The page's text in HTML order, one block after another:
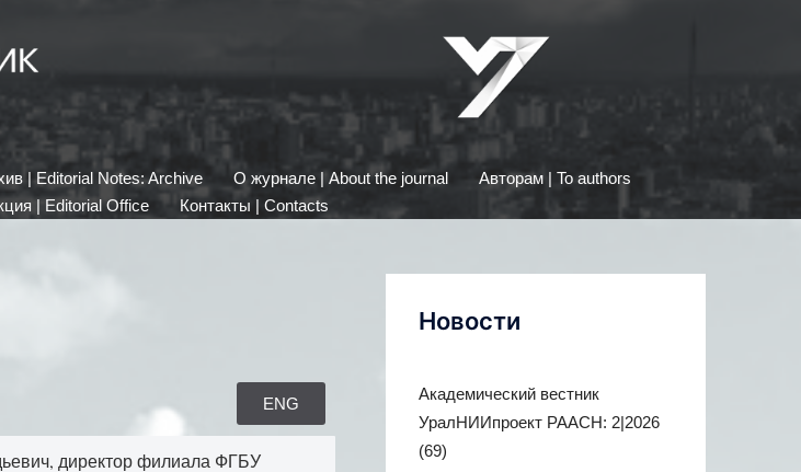
| Editorial Notes: Archive О журнале | About the journal
Авторам | To authors
| Editorial Office Контакты | Contacts
ENG
директор филиала ФГБУ
Новости
Академический вестник
УралНИИпроект РААСН: 2|2026
(69)